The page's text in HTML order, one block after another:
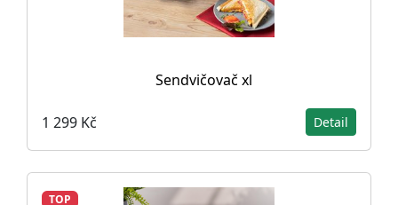
Sendvičovač xl
1 299 Kč Detail
TOP